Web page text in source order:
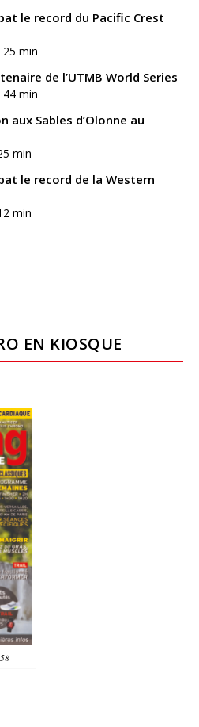
le record du Pacific Crest
min
de l’UTMB World Series
min
aux Sables d’Olonne au
min
le record de la Western
min
EN KIOSQUE